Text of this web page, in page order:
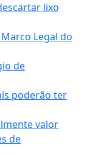
lixo
Legal do
de
poderão ter
valor
de